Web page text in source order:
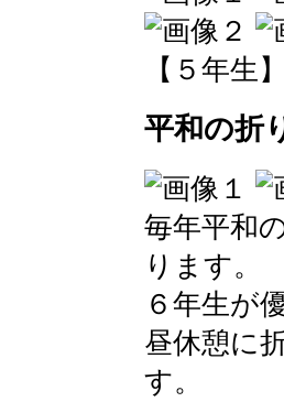
【５年生
平和の折
毎年平和
ります。
６年生が
昼休憩に
す。